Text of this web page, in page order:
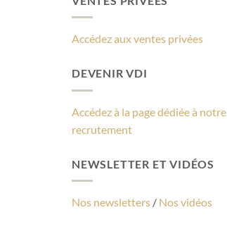
Accédez aux ventes privées
DEVENIR VDI
Accédez à la page dédiée à notre
recrutement
NEWSLETTER ET VIDÉOS
Nos newsletters / Nos vidéos